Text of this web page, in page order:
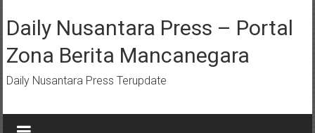
ke
konten
Daily Nusantara Press – Portal
Zona Berita Mancanegara
Daily Nusantara Press Terupdate